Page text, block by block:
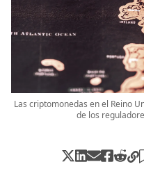
Las criptomonedas en el Reino
de los